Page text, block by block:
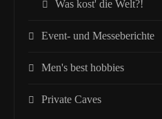
Was kost' die Welt?!
Event- und Messeberichte
Men's best hobbies
Private Caves